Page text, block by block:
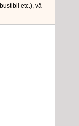
etc.), vă